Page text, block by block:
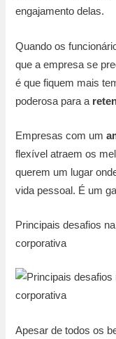
engajamento delas.
Quando os
que a empresa se
é que fiquem mais
poderosa para a
Empresas com um
flexível atraem os
querem um lugar
vida pessoal. É um
Principais desafios
corporativa
Apesar de todos os